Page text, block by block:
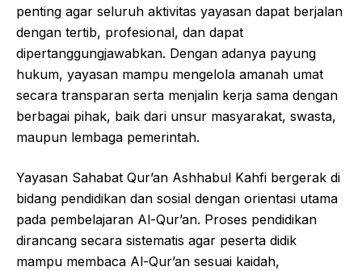
penting agar seluruh aktivitas yayasan dapat berjalan
dengan tertib, profesional, dan dapat
dipertanggungjawabkan. Dengan adanya payung
hukum, yayasan mampu mengelola amanah umat
secara transparan serta menjalin kerja sama dengan
berbagai pihak, baik dari unsur masyarakat, swasta,
maupun lembaga pemerintah.
Yayasan Sahabat Qur’an Ashhabul Kahfi bergerak di
bidang pendidikan dan sosial dengan orientasi utama
pada pembelajaran Al-Qur’an. Proses pendidikan
dirancang secara sistematis agar peserta didik
mampu membaca Al-Qur’an sesuai kaidah,